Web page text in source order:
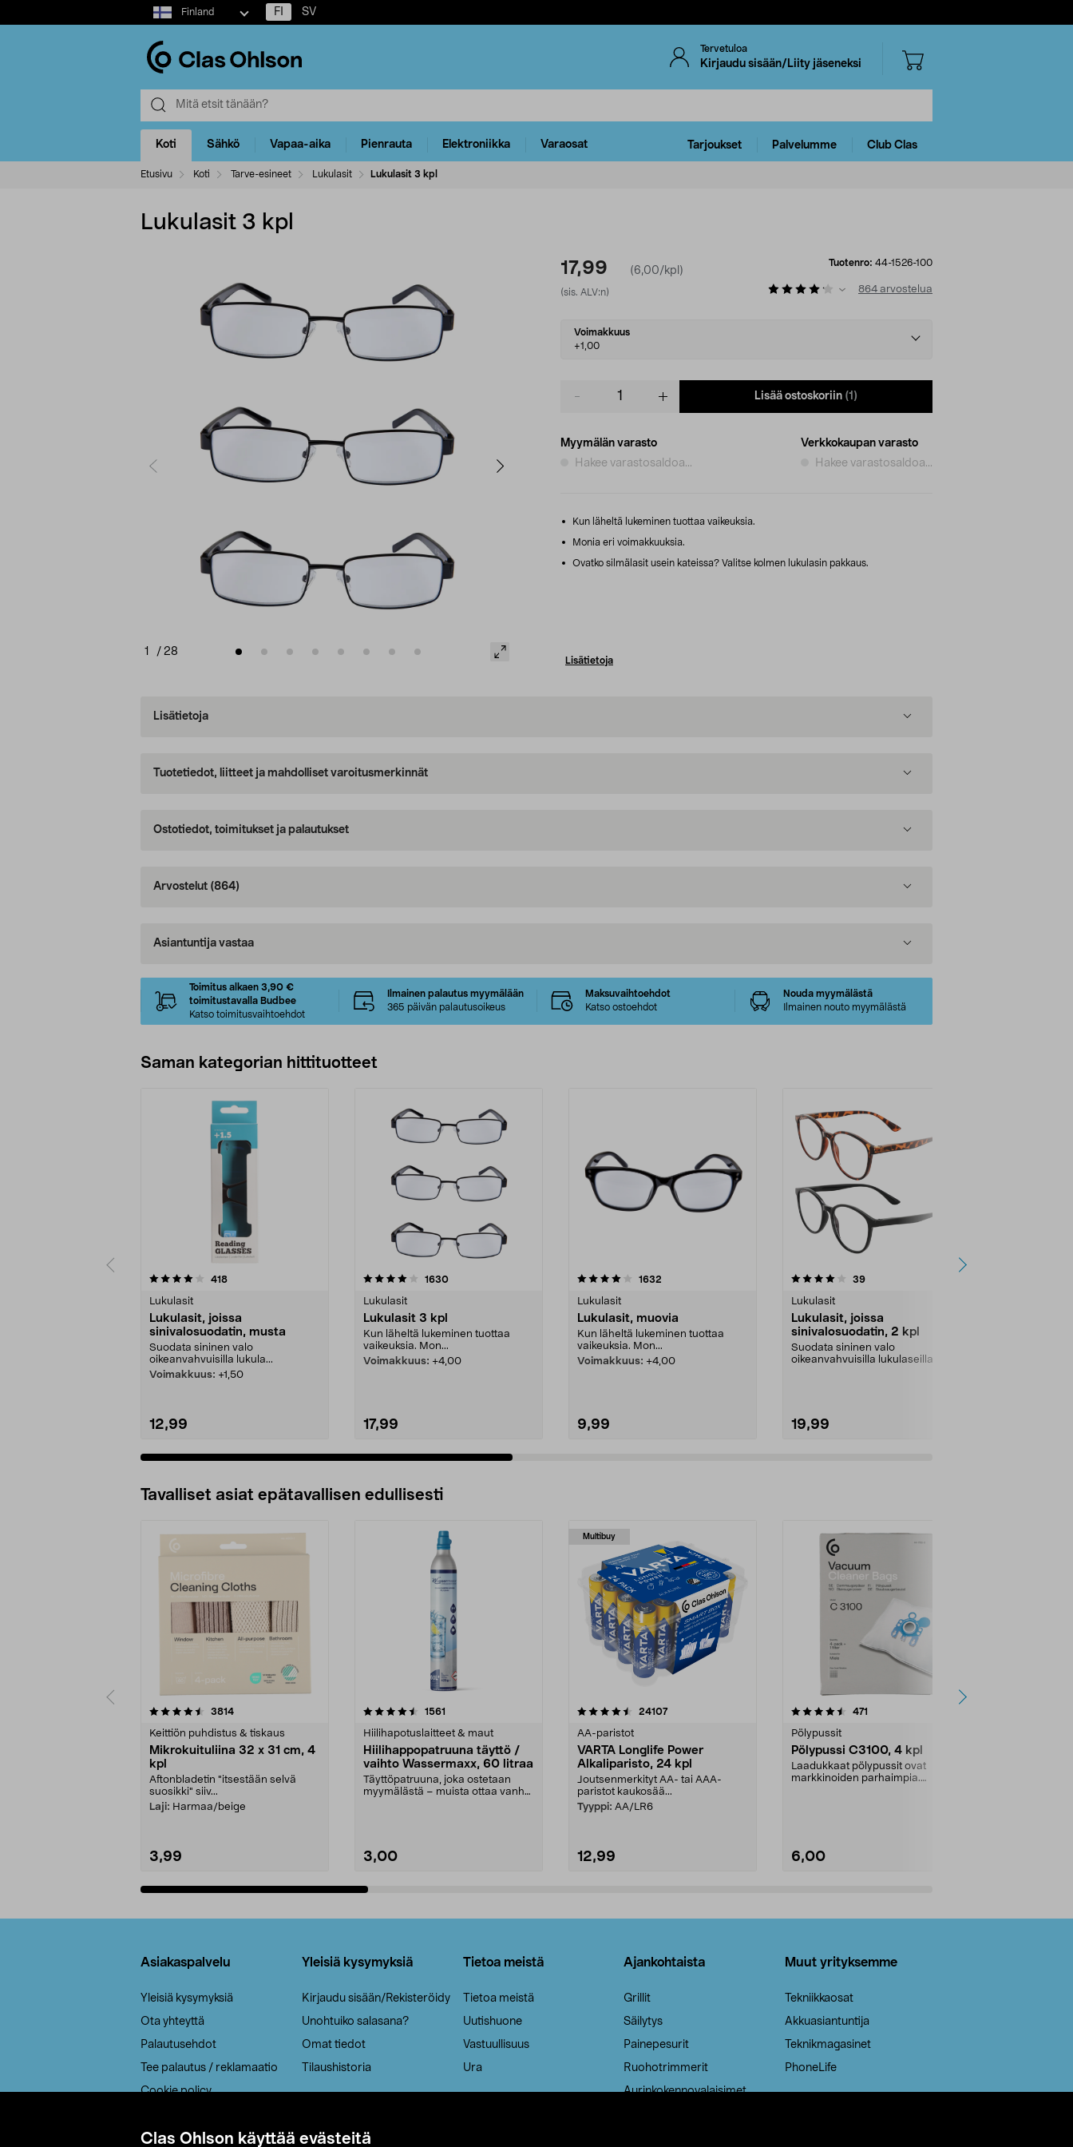
Clas Ohlson käyttää evästeitä
Select
market
Finland FI SV
Tervetuloa
Kirjaudu sisään/Liity jäseneksi
Koti Sähkö Vapaa-aika Pienrauta Elektroniikka Varaosat Tarjoukset Palvelumme Club Clas
Etusivu Koti Tarve-esineet Lukulasit Lukulasit 3 kpl
Lukulasit 3 kpl
1 / 28
17,99 (6,00/kpl)
(sis. ALV:n)
Tuotenro: 44-1526-100
864 arvostelua
Select
variant
Voimakkuus
+1,00
Lisää ostoskoriin (1)
Myymälän varasto
Hakee varastosaldoa...
Verkkokaupan varasto
Hakee varastosaldoa...
Kun läheltä lukeminen tuottaa vaikeuksia.
Monia eri voimakkuuksia.
Ovatko silmälasit usein kateissa? Valitse kolmen lukulasin pakkaus.
Lisätietoja
Lisätietoja
Tuotetiedot, liitteet ja mahdolliset varoitusmerkinnät
Ostotiedot, toimitukset ja palautukset
Arvostelut (864)
Asiantuntija vastaa
Toimitus alkaen 3,90 €
toimitustavalla Budbee
Katso toimitusvaihtoehdot
Ilmainen palautus myymälään
365 päivän palautusoikeus
Maksuvaihtoehdot
Katso ostoehdot
Nouda myymälästä
Ilmainen nouto myymälästä
Saman kategorian hittituotteet
418arvostelut
Lukulasit
Lukulasit, joissa
sinivalosuodatin, musta
Suodata sininen valo
oikeanvahvuisilla lukula...
Voimakkuus: +1,50
12,99
4.0 viidestä
1630arvostelut
Lukulasit
Lukulasit 3 kpl
Kun läheltä lukeminen tuottaa
vaikeuksia. Mon...
Voimakkuus: +4,00
17,99
4.0 viidestä
1632
Lukulasit
Lukulasit, muovia
Kun läheltä lukeminen tuottaa
vaikeuksia. Mon...
Voimakkuus: +4,00
9,99
4.0 viidestä
39arvostelut
Lukulasit
Lukulasit, joissa
sinivalosuodatin, 2 kpl
Suodata sininen valo
oikeanvahvuisilla lukulaseilla. Blue
19,99
4.0 viidestä
Tavalliset asiat epätavallisen edullisesti
3814arvostelut
Keittiön puhdistus & tiskaus
Mikrokuituliina 32 x 31 cm, 4
kpl
Aftonbladetin "itsestään selvä
suosikki" siiv...
Laji: Harmaa/beige
3,99
4.5viidestä
1561
Hiilihapotuslaitteet & maut
Hiilihappopatruuna täyttö /
vaihto Wassermaxx, 60 litraa
Täyttöpatruuna, joka ostetaan
myymälästä – muista ottaa vanha
3,00
Multibuy
4.5viidestä
24107arvostelut
AA-paristot
VARTA Longlife Power
Alkaliparisto, 24 kpl
Joutsenmerkityt AA- tai AAA-
paristot kaukosää...
Tyyppi: AA/LR6
12,99
4.5viidestä
471
Pölypussit
Pölypussi C3100, 4 kpl
Laadukkaat pölypussit ovat
markkinoiden parhaimpia.
6,00
4.5viidestä
Asiakaspalvelu
Yleisiä kysymyksiä
Ota yhteyttä
Palautusehdot
Tee palautus / reklamaatio
Cookie policy
Saavutettavuus
Yleisiä kysymyksiä
Kirjaudu sisään/Rekisteröidy
Unohtuiko salasana?
Omat tiedot
Tilaushistoria
Tietoa meistä
Tietoa meistä
Uutishuone
Vastuullisuus
Ura
Ajankohtaista
Grillit
Säilytys
Painepesurit
Ruohotrimmerit
Aurinkokennovalaisimet
Muut yrityksemme
Tekniikkaosat
Akkuasiantuntija
Teknikmagasinet
PhoneLife